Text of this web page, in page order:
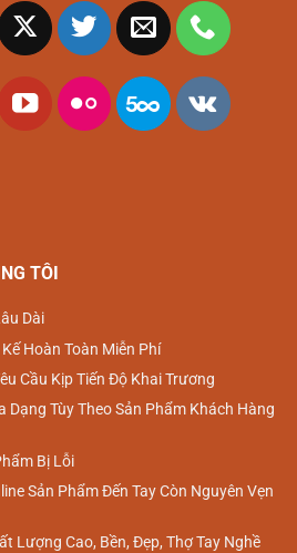
TÔI
dài
hoàn toàn miễn phí
cầu kịp tiến độ khai trương
dạng tùy theo sản phẩm khách hàng
bị lỗi
sản phẩm đến tay còn nguyên vẹn
lượng cao, bền, đẹp, thợ tay nghề